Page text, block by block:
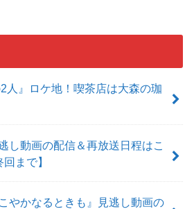
2人』ロケ地！喫茶店は大森の珈
し動画の配信＆再放送日程はこ
まで】
やかなるときも』見逃し動画の